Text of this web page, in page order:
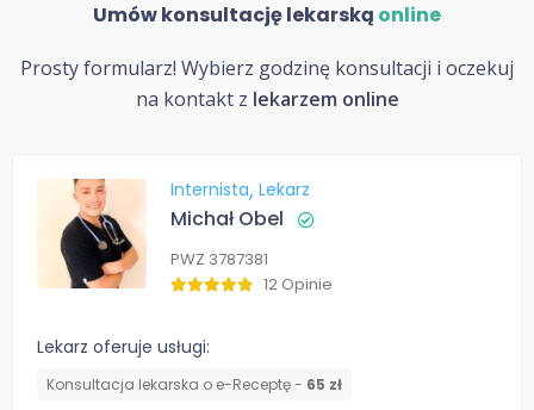
Umów konsultację lekarską online
Prosty formularz! Wybierz godzinę konsultacji i oczekuj
na kontakt z lekarzem online
Internista Lekarz
Michał Obel
PWZ 3787381
12 Opinie
Lekarz oferuje usługi:
Konsultacja lekarska o e-Receptę - 65 zł